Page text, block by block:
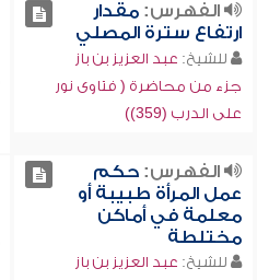
الفهرس:مقدار
ارتفاع سترة المصلي
للشيخ: عبد العزيز بن باز
جزء من محاضرة ( فتاوى نور
على الدرب (359))
الفهرس:حكم
عمل المرأة طبيبة أو
معلمة في أماكن
مختلطة
للشيخ: عبد العزيز بن باز